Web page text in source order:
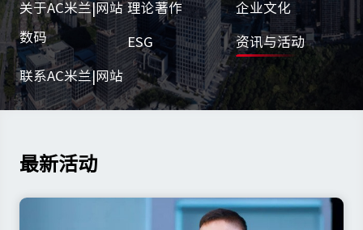
关于AC米兰|网站
数码
理论著作 企业文化
ESG 资讯与活动
联系AC米兰|网站
最新活动